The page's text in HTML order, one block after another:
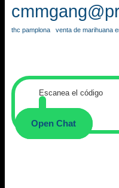
thc pamplona venta de marihuana
Escanea el código
Open Chat